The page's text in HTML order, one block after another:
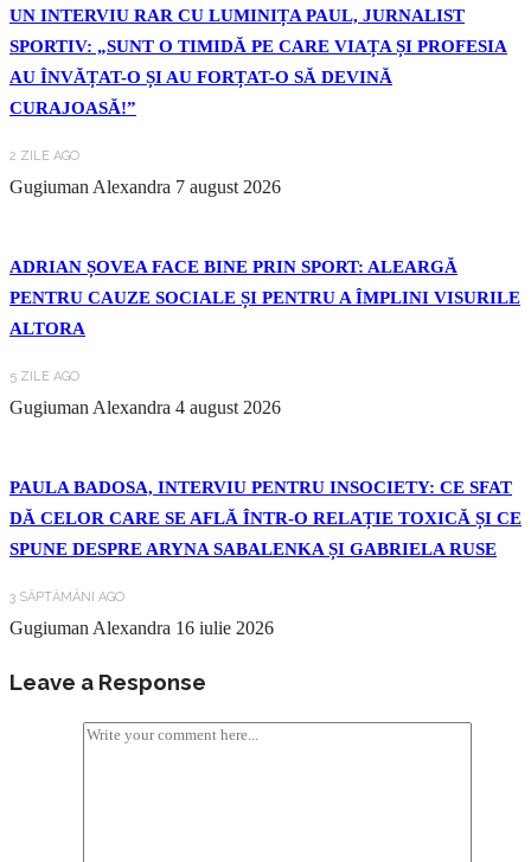
UN INTERVIU RAR CU LUMINIȚA PAUL, JURNALIST
SPORTIV: „SUNT O TIMIDĂ PE CARE VIAȚA ȘI PROFESIA
AU ÎNVĂȚAT-O ȘI AU FORȚAT-O SĂ DEVINĂ
CURAJOASĂ!”
2 ZILE AGO
Gugiuman Alexandra 7 august 2026
ADRIAN ȘOVEA FACE BINE PRIN SPORT: ALEARGĂ
PENTRU CAUZE SOCIALE ȘI PENTRU A ÎMPLINI VISURILE
ALTORA
5 ZILE AGO
Gugiuman Alexandra 4 august 2026
PAULA BADOSA, INTERVIU PENTRU INSOCIETY: CE SFAT
DĂ CELOR CARE SE AFLĂ ÎNTR-O RELAȚIE TOXICĂ ȘI CE
SPUNE DESPRE ARYNA SABALENKA ȘI GABRIELA RUSE
3 SĂPTĂMÂNI AGO
Gugiuman Alexandra 16 iulie 2026
Leave a Response